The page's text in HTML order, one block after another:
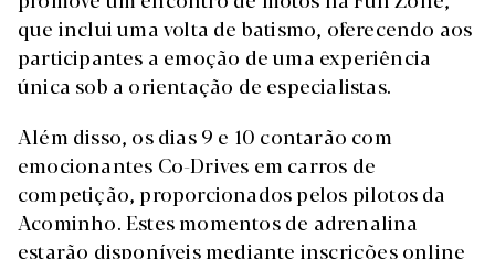
que inclui uma volta de batismo, oferecendo aos
participantes a emoção de uma experiência
única sob a orientação de especialistas.
Além disso, os dias 9 e 10 contarão com
emocionantes Co-Drives em carros de
competição, proporcionados pelos pilotos da
Acominho. Estes momentos de adrenalina
estarão disponíveis mediante inscrições online